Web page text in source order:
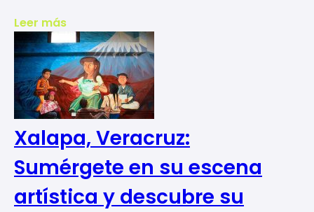
Leer más
Xalapa, Veracruz:
Sumérgete en su escena
artística y descubre su